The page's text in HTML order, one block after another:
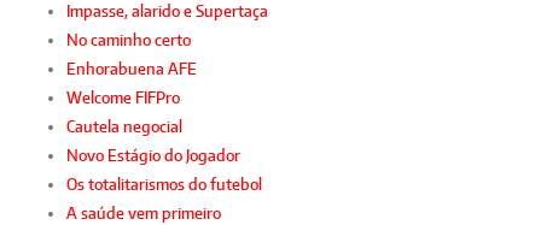
Impasse, alarido e Supertaça
No caminho certo
Enhorabuena AFE
Welcome FIFPro
Cautela negocial
Novo Estágio do Jogador
Os totalitarismos do futebol
A saúde vem primeiro